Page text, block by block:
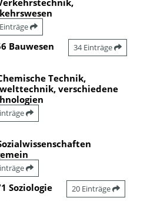
Bauwesen 34 Einträge
Technik,
verschiedene
Soziologie 20 Einträge